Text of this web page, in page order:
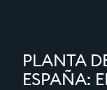
PLANTA
ESPAÑA: